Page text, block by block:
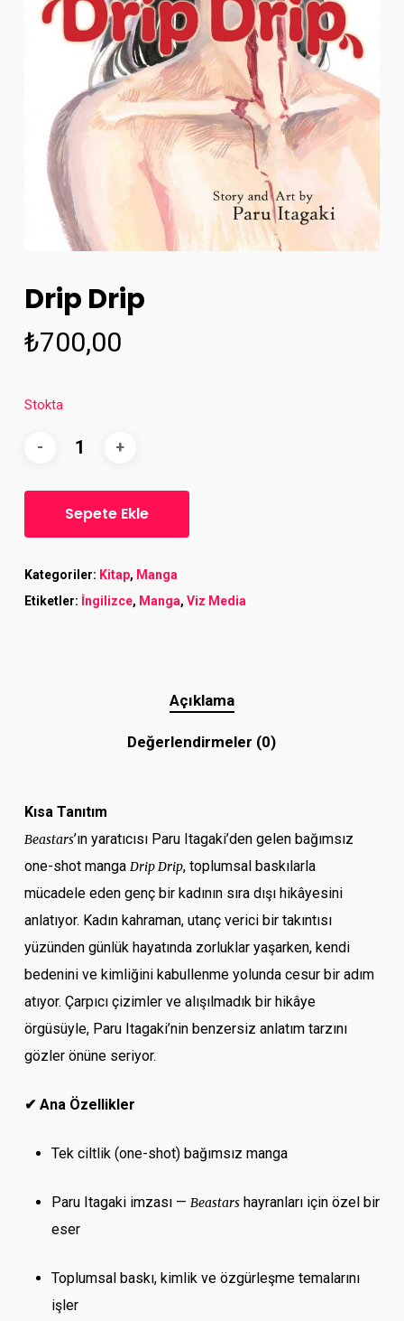
Drip Drip
₺700,00
Stokta
Sepete Ekle
Kategoriler: Kitap, Manga
Etiketler: İngilizce, Manga, Viz Media
Açıklama
Değerlendirmeler (0)
Kısa Tanıtım
Beastars’ın yaratıcısı Paru Itagaki’den gelen bağımsız
one-shot manga Drip Drip, toplumsal baskılarla
mücadele eden genç bir kadının sıra dışı hikâyesini
anlatıyor. Kadın kahraman, utanç verici bir takıntısı
yüzünden günlük hayatında zorluklar yaşarken, kendi
bedenini ve kimliğini kabullenme yolunda cesur bir adım
atıyor. Çarpıcı çizimler ve alışılmadık bir hikâye
örgüsüyle, Paru Itagaki’nin benzersiz anlatım tarzını
gözler önüne seriyor.
✔ Ana Özellikler
Tek ciltlik (one-shot) bağımsız manga
Paru Itagaki imzası — Beastarshayranları için özel bir
eser
Toplumsal baskı, kimlik ve özgürleşme temalarını
işler